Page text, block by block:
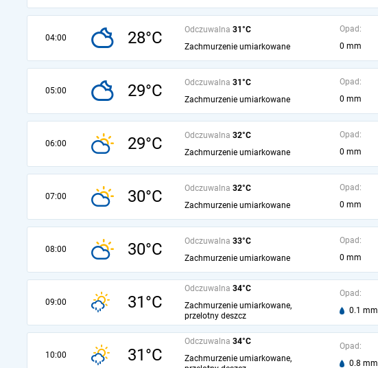
04:00 28°C Odczuwalna 31°C
Zachmurzenie umiarkowane
Opad:
0 mm
05:00 29°C Odczuwalna 31°C
Zachmurzenie umiarkowane
Opad:
0 mm
06:00 29°C Odczuwalna 32°C
Zachmurzenie umiarkowane
Opad:
0 mm
07:00 30°C Odczuwalna 32°C
Zachmurzenie umiarkowane
Opad:
0 mm
08:00 30°C Odczuwalna 33°C
Zachmurzenie umiarkowane
Opad:
0 mm
09:00 31°C
Odczuwalna 34°C
Zachmurzenie umiarkowane,
przelotny deszcz
Opad:
0.1 mm
10:00 31°C
Odczuwalna 34°C
Zachmurzenie umiarkowane,
Opad:
0.8 mm